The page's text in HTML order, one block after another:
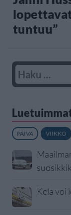
tuntuu”
PÄIVÄ VIIKKO
Kela voi